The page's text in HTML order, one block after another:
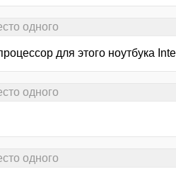
одного
для этого ноутбука
одного
одного